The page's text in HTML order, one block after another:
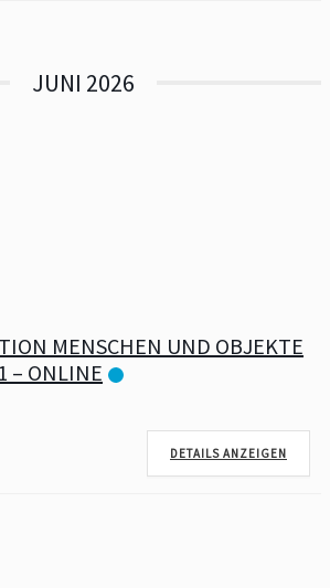
JUNI 2026
MENSCHEN UND OBJEKTE
– ONLINE
DETAILS ANZEIGEN